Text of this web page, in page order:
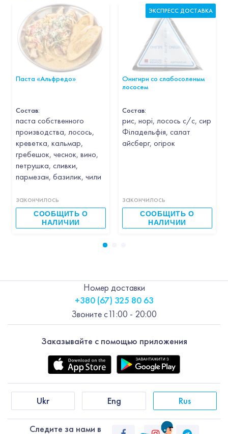
Паста «Альфредо»
Состав:
паста собственного
производства, лосось,
креветка, кальмар,
гребешок, чеснок, вино,
петрушка, сливки,
пармезан, базилик, чили
закончилось
СООБЩИТЬ О
НАЛИЧИИ
Онигири со слабосоленым
лососем
Состав:
рис, норі, лосось с/с, сир
Філадельфія, салат
айсберг, огірок
закончилось
СООБЩИТЬ О
НАЛИЧИИ
ЭКСПРЕСС ДОСТАВКА
Заказывайте с помощью приложения
Следите за нами в
Ukr Eng Rus
Номер доставки
+380 (67) 325 80 63
Звоните с11:00 - 20:00